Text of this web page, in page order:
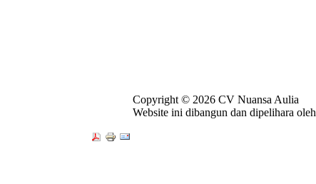
Copyright © 2026 CV Nuansa Aulia
Website ini dibangun dan dipelihara oleh